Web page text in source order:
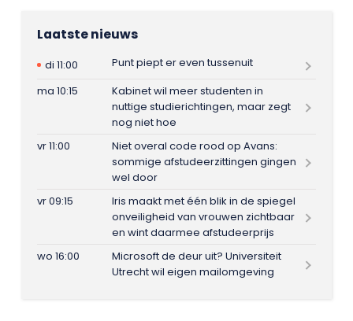
Laatste nieuws
di 11:00
Punt piept er even tussenuit
ma 10:15
Kabinet wil meer studenten in
nuttige studierichtingen, maar zegt
nog niet hoe
vr 11:00
Niet overal code rood op Avans:
sommige afstudeerzittingen gingen
wel door
vr 09:15
Iris maakt met één blik in de spiegel
onveiligheid van vrouwen zichtbaar
en wint daarmee afstudeerprijs
wo 16:00
Microsoft de deur uit? Universiteit
Utrecht wil eigen mailomgeving